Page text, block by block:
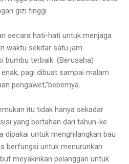
gizi tinggi.
secara hati-hati untuk menjaga
waktu sekitar satu jam.
bumbu terbaik. (Berusaha)
pagi dibuat sampai malam
pengawet,”bebernya.
itu tidak hanya sekadar
yang bertahan dari tahun-ke
dipakai untuk menghilangkan bau
berfungsi untuk menurunkan
meyakinkan pelanggan untuk